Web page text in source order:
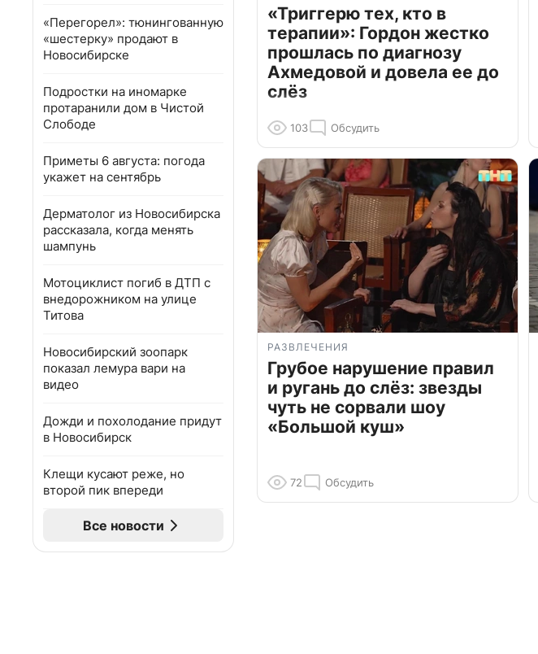
«Перегорел»: тюнингованную
«шестерку» продают в
Новосибирске
Подростки на иномарке
протаранили дом в Чистой
Слободе
Приметы 6 августа: погода
укажет на сентябрь
Дерматолог из Новосибирска
рассказала, когда менять
шампунь
Мотоциклист погиб в ДТП с
внедорожником на улице
Титова
Новосибирский зоопарк
показал лемура вари на
видео
Дожди и похолодание придут
в Новосибирск
Клещи кусают реже, но
второй пик впереди
Все новости
«Триггерю тех, кто в
терапии»: Гордон жестко
прошлась по диагнозу
Ахмедовой и довела ее до
слёз
103 Обсудить
РАЗВЛЕЧЕНИЯ
Грубое нарушение правил
и ругань до слёз: звезды
чуть не сорвали шоу
«Большой куш»
72 Обсудить